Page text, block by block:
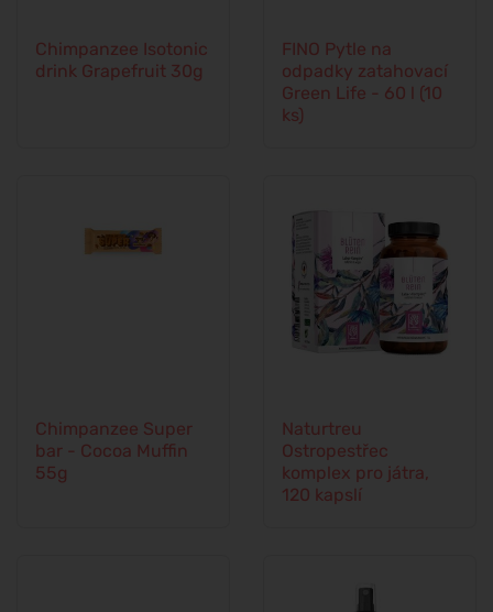
Chimpanzee Isotonic
drink Grapefruit 30g
FINO Pytle na
odpadky zatahovací
Green Life - 60 l (10
ks)
Chimpanzee Super
bar - Cocoa Muffin
55g
Naturtreu
Ostropestřec
komplex pro játra,
120 kapslí